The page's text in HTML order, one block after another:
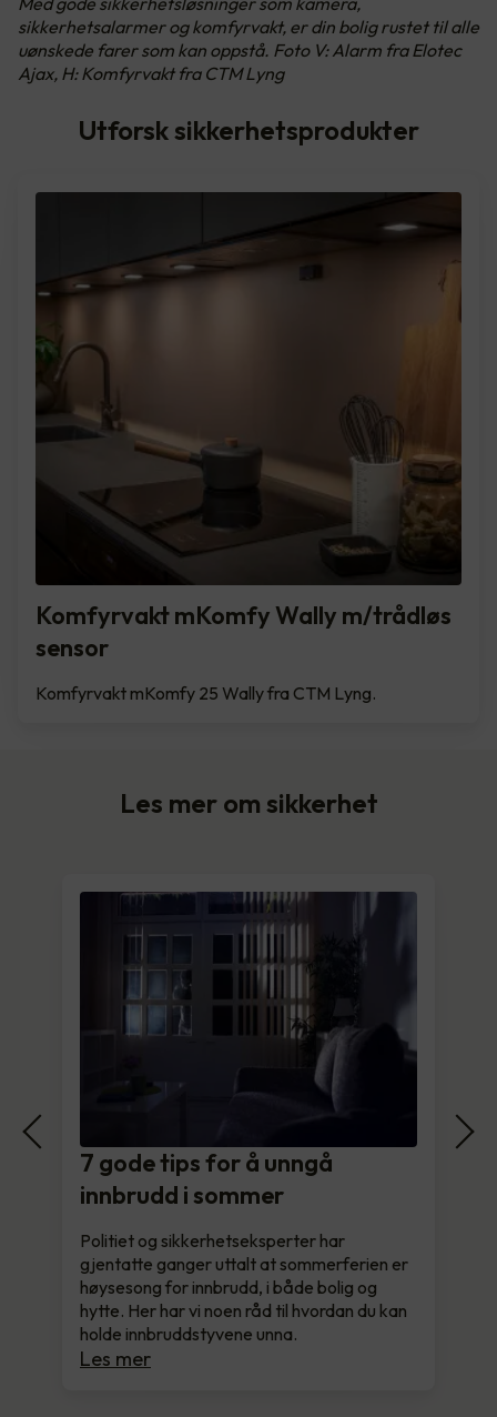
sikkerhetsalarmer og komfyrvakt, er din bolig rustet til alle
uønskede farer som kan oppstå. Foto V: Alarm fra Elotec
Ajax, H: Komfyrvakt fra CTM Lyng
Utforsk sikkerhetsprodukter
Komfyrvakt mKomfy Wally m/trådløs
sensor
Komfyrvakt mKomfy 25 Wally fra CTM Lyng.
Les mer om sikkerhet
7 gode tips for å unngå
innbrudd i sommer
Politiet og sikkerhetseksperter har
gjentatte ganger uttalt at sommerferien er
høysesong for innbrudd, i både bolig og
hytte. Her har vi noen råd til hvordan du kan
holde innbruddstyvene unna.
Les mer